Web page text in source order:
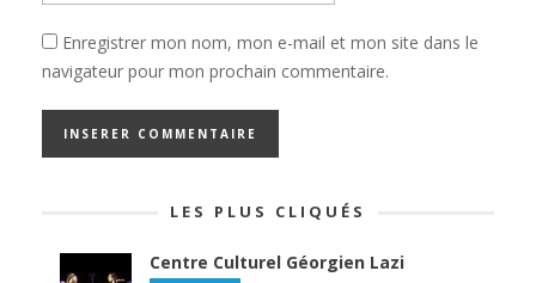
Enregistrer mon nom, mon e-mail et mon site dans le
navigateur pour mon prochain commentaire.
LES PLUS CLIQUÉS
Centre Culturel Géorgien Lazi